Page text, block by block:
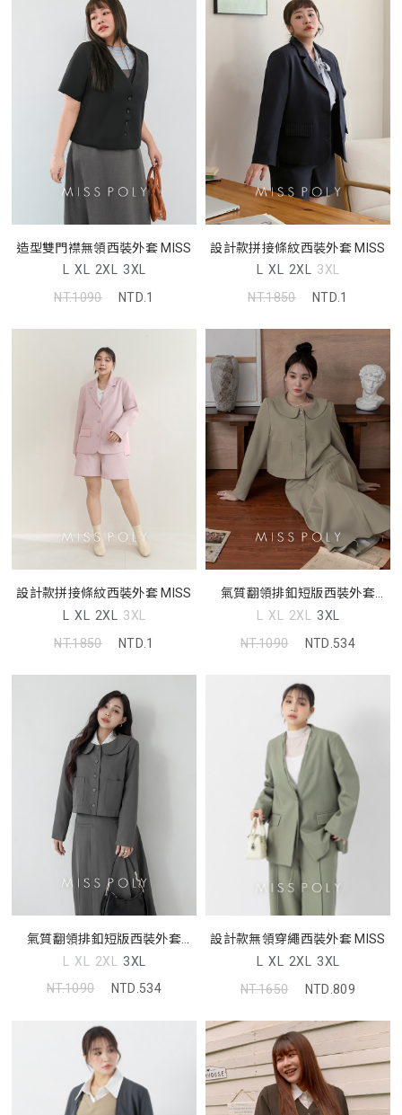
造型雙門襟無領西裝外套 MISS
L XL 2XL 3XL
NT.1090
NTD.1
設計款拼接條紋西裝外套 MISS
L XL 2XL 3XL
NT.1850
NTD.1
設計款拼接條紋西裝外套 MISS
L XL 2XL 3XL
NT.1850
NTD.1
氣質翻領排釦短版西裝外套
MISS
L XL 2XL 3XL
NT.1090
NTD.534
氣質翻領排釦短版西裝外套
MISS
L XL 2XL 3XL
NT.1090
NTD.534
設計款無領穿繩西裝外套 MISS
L XL 2XL 3XL
NT.1650
NTD.809